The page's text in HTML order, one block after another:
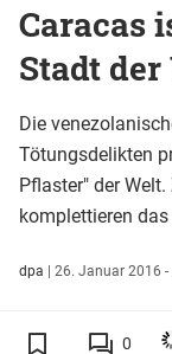
Caracas
Stadt
Die
Tötungsdelikten
Pflaster" der
komplettieren
dpa | 26. Januar 2016 -
0